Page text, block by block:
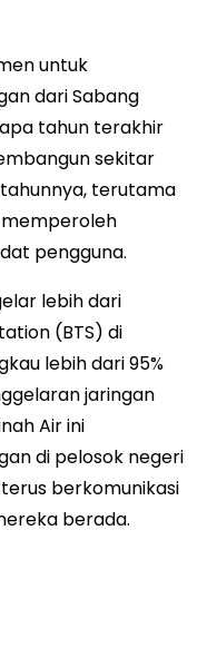
untuk
dari Sabang
tahun terakhir
sekitar
terutama
pengguna.
lebih dari
(BTS) di
lebih dari 95%
jaringan
Air ini
di pelosok negeri
berkomunikasi
berada.